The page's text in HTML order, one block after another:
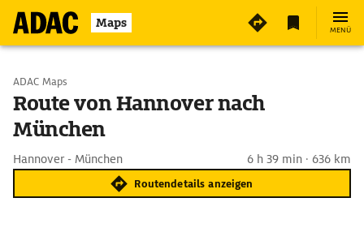
Maps MENÜ
Start wählen
Ziel eingeben
ADAC Maps
Route von Hannover nach
München
Hannover - München 6 h 39 min · 636 km
Routendetails anzeigen